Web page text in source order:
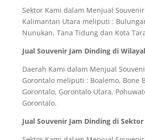
Sektor Kami dalam Menjual
Kalimantan Utara meliputi :
Nunukan, Tana Tidung dan Kota
Jual Souvenir Jam Dinding di
Daerah Kami dalam Menjual
Gorontalo meliputi : Boalemo, Bone
Gorontalo, Gorontalo Utara,
Gorontalo.
Jual Souvenir Jam Dinding di